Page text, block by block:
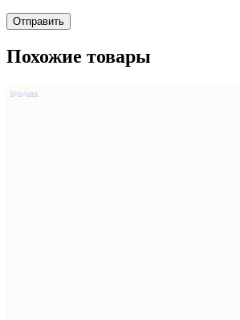
Похожие товары
Продано